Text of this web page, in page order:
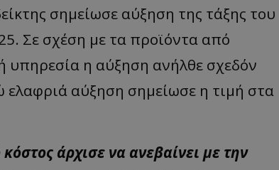
σημείωσε αύξηση της τάξης του
Σε σχέση με τα προϊόντα από
υπηρεσία η αύξηση ανήλθε σχεδόν
αύξηση σημείωσε η τιμή στα
άρχισε να ανεβαίνει με την